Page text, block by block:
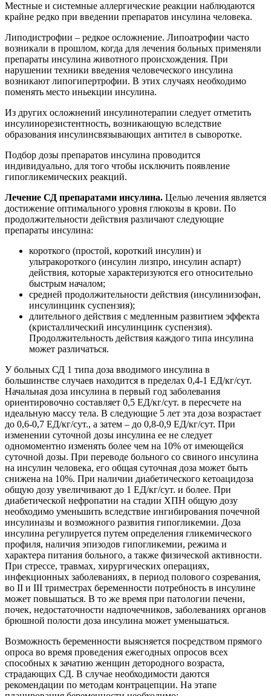
Местные и системные аллергические реакции наблюдаются
крайне редко при введении препаратов инсулина человека.
Липодистрофии – редкое осложнение. Липоатрофии часто
возникали в прошлом, когда для лечения больных применяли
препараты инсулина животного происхождения. При
нарушении техники введения человеческого инсулина
возникают липогипертрофии. В этих случаях необходимо
поменять место иньекции инсулина.
Из других осложнений инсулинотерапии следует отметить
инсулинорезистентность, возникающую вследствие
образования инсулинсвязывающих антител в сыворотке.
Подбор дозы препаратов инсулина проводится
индивидуально, для того чтобы исключить появление
гипогликемических реакций.
Лечение СД препаратами инсулина. Целью лечения является
достижение оптимального уровня глюкозы в крови. По
продолжительности действия различают следующие
препараты инсулина:
короткого (простой, короткий инсулин) и
ультракороткого (инсулин лизпро, инсулин аспарт)
действия, которые характеризуются его относительно
быстрым началом;
средней продолжительности действия (инсулинизофан,
инсулинцинк суспензия);
длительного действия с медленным развитием эффекта
(кристаллический инсулинцинк суспензия).
Продолжительность действия каждого типа инсулина
может различаться.
У больных СД 1 типа доза вводимого инсулина в
большинстве случаев находится в пределах 0,4-1 ЕД/кг/сут.
Начальная доза инсулина в первый год заболевания
ориентировочно составляет 0,5 ЕД/кг/сут. в пересчете на
идеальную массу тела. В следующие 5 лет эта доза возрастает
до 0,6-0,7 ЕД/кг/сут., а затем – до 0,8-0,9 ЕД/кг/сут. При
изменении суточной дозы инсулина ее не следует
одномоментно изменять более чем на 10% от имеющейся
суточной дозы. При переводе больного со свиного инсулина
на инсулин человека, его общая суточная доза может быть
снижена на 10%. При наличии диабетического кетоацидоза
общую дозу увеличивают до 1 ЕД/кг/сут. и более. При
диабетической нефропатии на стадии ХПН общую дозу
необходимо уменьшить вследствие ингибирования почечной
инсулиназы и возможного развития гипогликемии. Доза
инсулина регулируется путем определения гликемического
профиля, наличия эпизодов гипогликемии, режима и
характера питания больного, а также физической активности.
При стрессе, травмах, хирургических операциях,
инфекционных заболеваниях, в период полового созревания,
во II и III триместрах беременности потребность в инсулине
может повышаться. В то же время при патологии печени,
почек, недостаточности надпочечников, заболеваниях органов
брюшной полости доза инсулина может уменьшаться.
Возможность беременности выясняется посредством прямого
опроса во время проведения ежегодных опросов всех
способных к зачатию женщин детородного возраста,
страдающих СД. В случае необходимости даются
рекомендации по методам контрацепции. На этапе